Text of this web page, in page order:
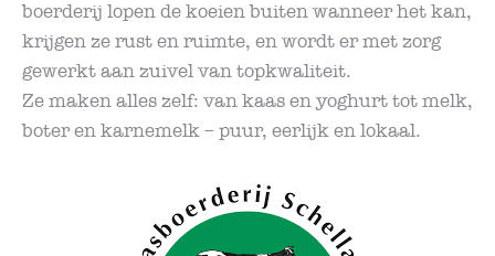
boerderij lopen de koeien buiten wanneer het kan,
krijgen ze rust en ruimte, en wordt er met zorg
gewerkt aan zuivel van topkwaliteit.
Ze maken alles zelf: van kaas en yoghurt tot melk,
boter en karnemelk – puur, eerlijk en lokaal.